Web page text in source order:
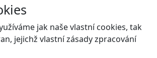
jak naše vlastní cookies, tak
jejichž vlastní zásady zpracování